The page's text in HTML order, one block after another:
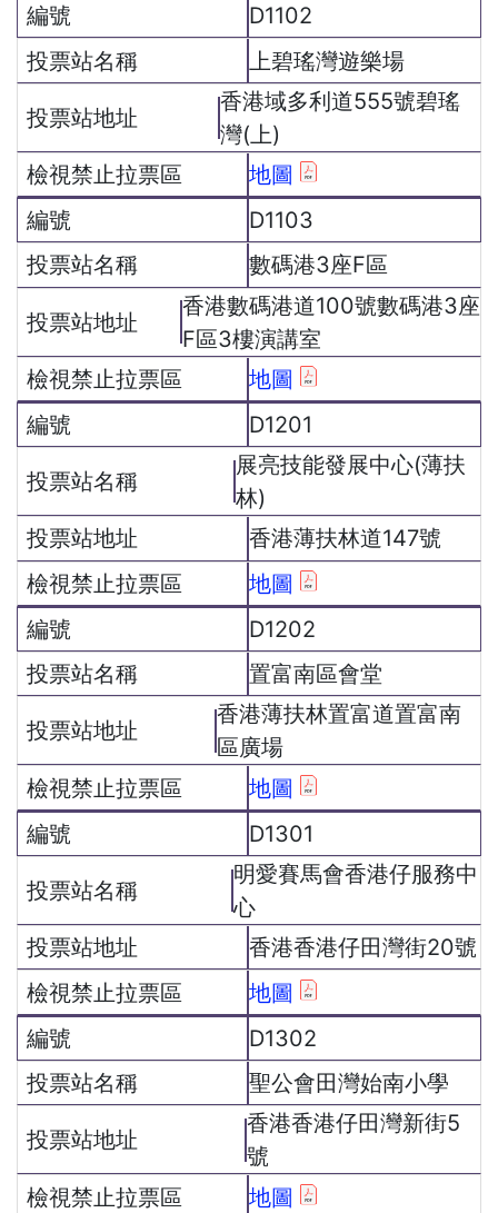
D1102
上碧瑤灣遊樂場
香港域多利道555號碧瑤
灣(上)
地圖
D1103
數碼港3座F區
香港數碼港道100號數碼港3座
F區3樓演講室
地圖
D1201
展亮技能發展中心(薄扶
林)
香港薄扶林道147號
地圖
D1202
置富南區會堂
香港薄扶林置富道置富南
區廣場
地圖
D1301
明愛賽馬會香港仔服務中
心
香港香港仔田灣街20號
地圖
D1302
聖公會田灣始南小學
香港香港仔田灣新街5
號
地圖